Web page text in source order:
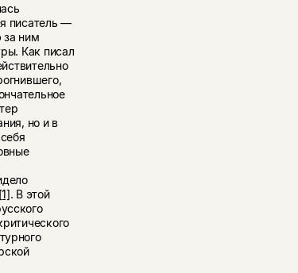
писатель —
за ним
Как писал
но и в
[1]. В этой